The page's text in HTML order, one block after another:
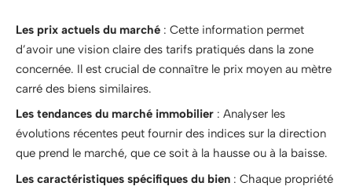
Les prix actuels du marché : Cette information permet
d’avoir une vision claire des tarifs pratiqués dans la zone
concernée. Il est crucial de connaître le prix moyen au mètre
carré des biens similaires.
Les tendances du marché immobilier : Analyser les
évolutions récentes peut fournir des indices sur la direction
que prend le marché, que ce soit à la hausse ou à la baisse.
Les caractéristiques spécifiques du bien : Chaque propriété